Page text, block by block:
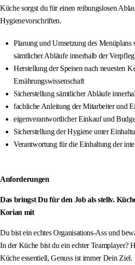
Küche sorgst du für einen reibungslosen
Hygienevorschriften.
Planung und Umsetzung des Menüplans
sämtlicher Abläufe innerhalb der
Herstellung der Speisen nach neuesten
Ernährungswissenschaft
Sicherstellung sämtlicher Abläufe
fachliche Anleitung der Mitarbeiter und
eigenverantwortlicher Einkauf und
Sicherstellung der Hygiene unter
Verantwortung für die Einhaltung der
Anforderungen
Das bringst Du für den Job als stellv.
Korian mit
Du bist ein echtes Organisations-Ass und
In der Küche bist du ein echter Teamplayer?
Küche essentiell, Genuss ist immer Dein Ziel.